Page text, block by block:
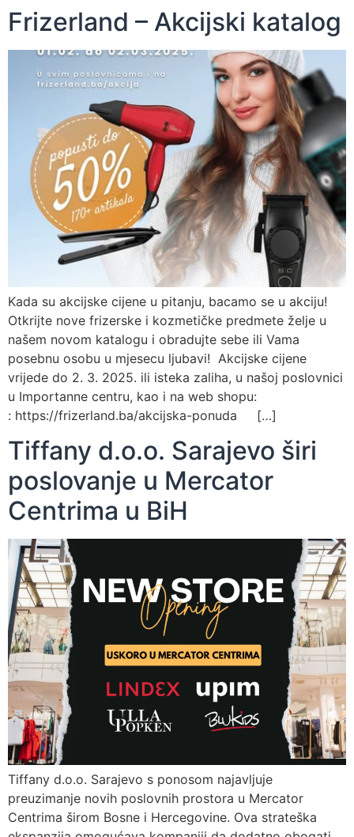
Frizerland – Akcijski katalog
Kada su akcijske cijene u pitanju, bacamo se u akciju!
Otkrijte nove frizerske i kozmetičke predmete želje u
našem novom katalogu i obradujte sebe ili Vama
posebnu osobu u mjesecu ljubavi! Akcijske cijene
vrijede do 2. 3. 2025. ili isteka zaliha, u našoj poslovnici
u Importanne centru, kao i na web shopu:
: https://frizerland.ba/akcijska-ponuda […]
Tiffany d.o.o. Sarajevo širi
poslovanje u Mercator
Centrima u BiH
Tiffany d.o.o. Sarajevo s ponosom najavljuje
preuzimanje novih poslovnih prostora u Mercator
Centrima širom Bosne i Hercegovine. Ova strateška